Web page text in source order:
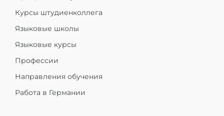
Курсы штудиенколлега
Языковые школы
Языковые курсы
Профессии
Направления обучения
Работа в Германии